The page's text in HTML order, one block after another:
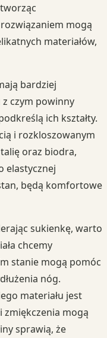
mogą
materiałów,
bardziej
czym powinny
ich kształty.
i rozkloszowanym
oraz biodra,
elastycznej
będą komfortowe
sukienkę, warto
chcemy
stanie mogą pomóc
nóg.
materiału jest
mogą
sprawią, że